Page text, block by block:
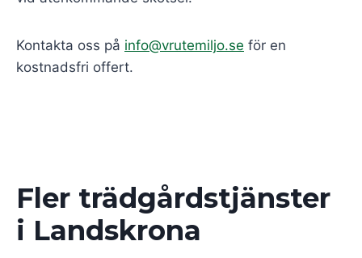
Kontakta oss på info@vrutemiljo.se för en
kostnadsfri offert.
Fler trädgårdstjänster
i Landskrona